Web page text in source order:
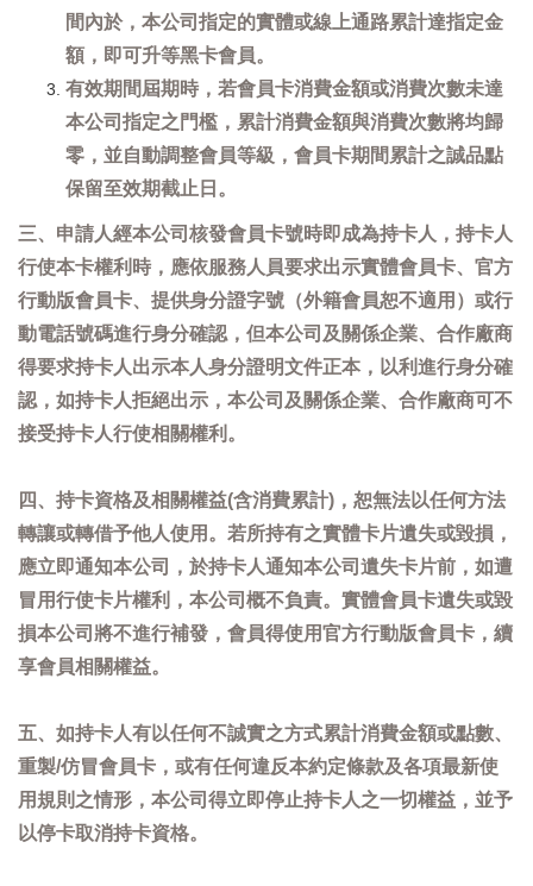
間內於，本公司指定的實體或線上通路累計達指定金
額，即可升等黑卡會員。
有效期間屆期時，若會員卡消費金額或消費次數未達
本公司指定之門檻，累計消費金額與消費次數將均歸
零，並自動調整會員等級，會員卡期間累計之誠品點
保留至效期截止日。
三、申請人經本公司核發會員卡號時即成為持卡人，持卡人
行使本卡權利時，應依服務人員要求出示實體會員卡、官方
行動版會員卡、提供身分證字號（外籍會員恕不適用）或行
動電話號碼進行身分確認，但本公司及關係企業、合作廠商
得要求持卡人出示本人身分證明文件正本，以利進行身分確
認，如持卡人拒絕出示，本公司及關係企業、合作廠商可不
接受持卡人行使相關權利。
四、持卡資格及相關權益(含消費累計)，恕無法以任何方法
轉讓或轉借予他人使用。若所持有之實體卡片遺失或毀損，
應立即通知本公司，於持卡人通知本公司遺失卡片前，如遭
冒用行使卡片權利，本公司概不負責。實體會員卡遺失或毀
損本公司將不進行補發，會員得使用官方行動版會員卡，續
享會員相關權益。
五、如持卡人有以任何不誠實之方式累計消費金額或點數、
重製/仿冒會員卡，或有任何違反本約定條款及各項最新使
用規則之情形，本公司得立即停止持卡人之一切權益，並予
以停卡取消持卡資格。